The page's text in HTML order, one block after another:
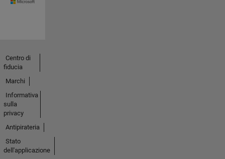
Centro di
fiducia
Marchi
Informativa
sulla
privacy
Antipirateria
Stato
dell'applicazione